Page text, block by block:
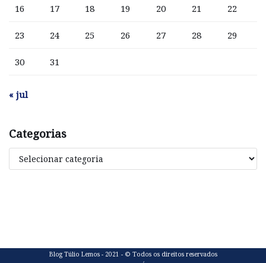
16 17 18 19 20 21 22
23 24 25 26 27 28 29
30 31
« jul
Categorias
Blog Túlio Lemos - 2021 - © Todos os direitos reservados